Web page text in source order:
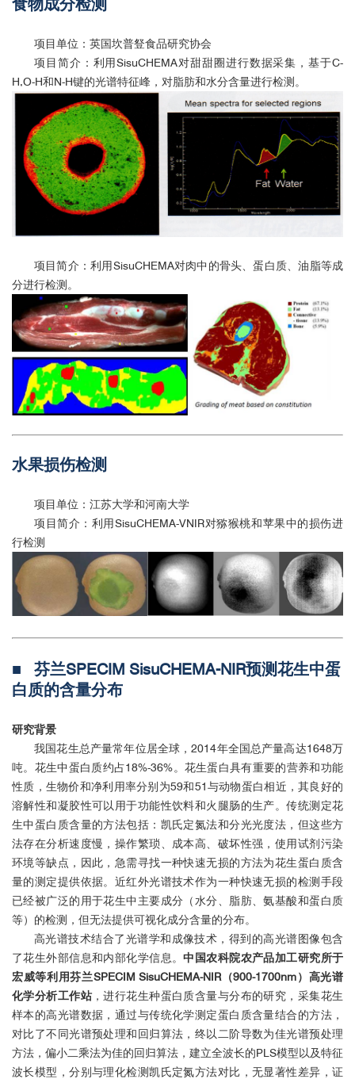
食物成分检测
项目单位：英国坎普豋食品研究协会
项目简介：利用SisuCHEMA对甜甜圈进行数据采集，基于C-
H,O-H和N-H键的光谱特征峰，对脂肪和水分含量进行检测。
项目简介：利用SisuCHEMA对肉中的骨头、蛋白质、油脂等成
分进行检测。
水果损伤检测
项目单位：江苏大学和河南大学
项目简介：利用SisuCHEMA-VNIR对猕猴桃和苹果中的损伤进
行检测
■ 芬兰SPECIM SisuCHEMA-NIR预测花生中蛋
白质的含量分布
研究背景
我国花生总产量常年位居全球，2014年全国总产量高达1648万
吨。花生中蛋白质约占18%-36%。花生蛋白具有重要的营养和功能
性质，生物价和净利用率分别为59和51与动物蛋白相近，其良好的
溶解性和凝胶性可以用于功能性饮料和火腿肠的生产。传统测定花
生中蛋白质含量的方法包括：凯氏定氮法和分光光度法，但这些方
法存在分析速度慢，操作繁琐、成本高、破坏性强，使用试剂污染
环境等缺点，因此，急需寻找一种快速无损的方法为花生蛋白质含
量的测定提供依据。近红外光谱技术作为一种快速无损的检测手段
已经被广泛的用于花生中主要成分（水分、脂肪、氨基酸和蛋白质
等）的检测，但无法提供可视化成分含量的分布。
高光谱技术结合了光谱学和成像技术，得到的高光谱图像包含
了花生外部信息和内部化学信息。中国农科院农产品加工研究所于
宏威等利用芬兰SPECIM SisuCHEMA-NIR（900-1700nm）高光谱
化学分析工作站 ，进行花生种蛋白质含量与分布的研究，采集花生
样本的高光谱数据，通过与传统化学测定蛋白质含量结合的方法，
对比了不同光谱预处理和回归算法，终以二阶导数为佳光谱预处理
方法，偏小二乘法为佳的回归算法，建立全波长的PLS模型以及特征
波长模型，分别与理化检测凯氏定氮方法对比，无显著性差异，证